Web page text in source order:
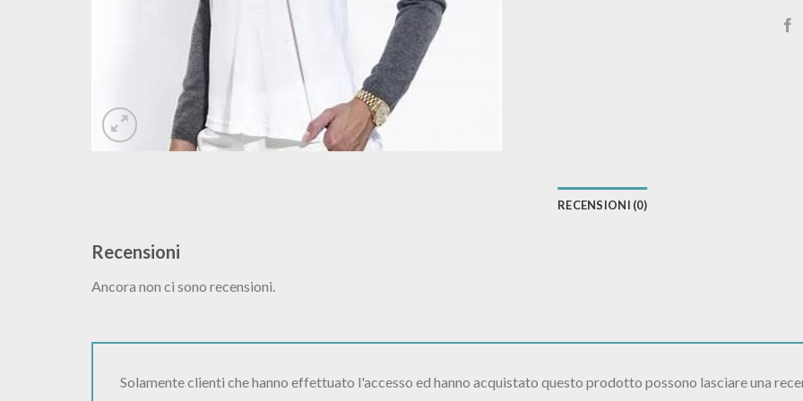
RECENSIONI (0)
Recensioni
Ancora non ci sono recensioni.
Solamente clienti che hanno effettuato l'accesso ed hanno acquistato questo prodotto possono lasciare una